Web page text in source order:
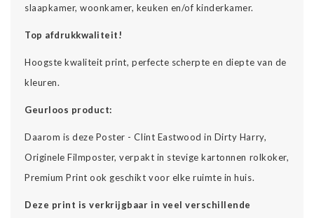
slaapkamer, woonkamer, keuken en/of kinderkamer.
Top afdrukkwaliteit!
Hoogste kwaliteit print, perfecte scherpte en diepte van de
kleuren.
Geurloos product:
Daarom is deze Poster - Clint Eastwood in Dirty Harry,
Originele Filmposter, verpakt in stevige kartonnen rolkoker,
Premium Print ook geschikt voor elke ruimte in huis.
Deze print is verkrijgbaar in veel verschillende